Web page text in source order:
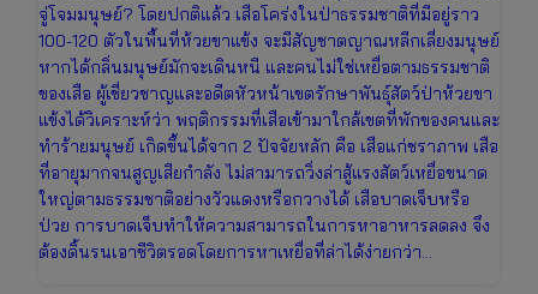
จู่โจมมนุษย์? โดยปกติแล้ว เสือโคร่งในป่าธรรมชาติที่มีอยู่ราว
100-120 ตัวในพื้นที่ห้วยขาแข้ง จะมีสัญชาตญาณหลีกเลี่ยงมนุษย์
หากได้กลิ่นมนุษย์มักจะเดินหนี และคนไม่ใช่เหยื่อตามธรรมชาติ
ของเสือ ผู้เชี่ยวชาญและอดีตหัวหน้าเขตรักษาพันธุ์สัตว์ป่าห้วยขา
แข้งได้วิเคราะห์ว่า พฤติกรรมที่เสือเข้ามาใกล้เขตที่พักของคนและ
ทำร้ายมนุษย์ เกิดขึ้นได้จาก 2 ปัจจัยหลัก คือ เสือแก่ชราภาพ เสือ
ที่อายุมากจนสูญเสียกำลัง ไม่สามารถวิ่งล่าสู้แรงสัตว์เหยื่อขนาด
ใหญ่ตามธรรมชาติอย่างวัวแดงหรือกวางได้ เสือบาดเจ็บหรือ
ป่วย การบาดเจ็บทำให้ความสามารถในการหาอาหารลดลง จึง
ต้องดิ้นรนเอาชีวิตรอดโดยการหาเหยื่อที่ล่าได้ง่ายกว่า…